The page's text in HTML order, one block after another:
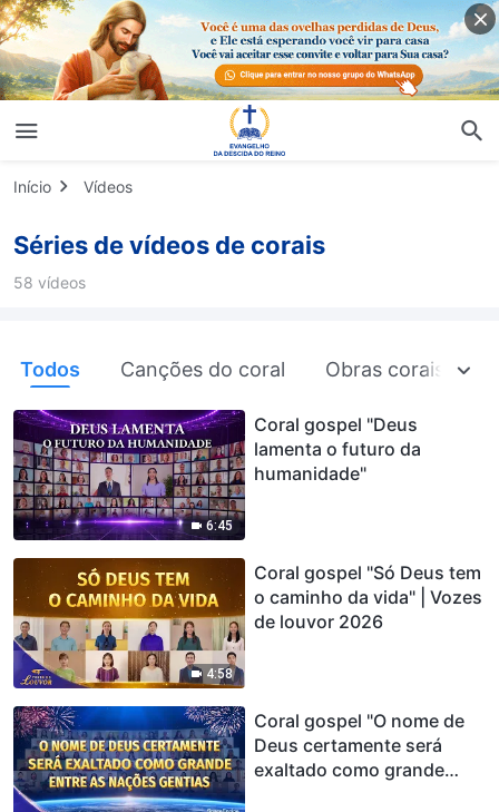
Início Vídeos
Séries de vídeos de corais
58 vídeos
Todos Canções do coral Obras corais
6:45
Coral gospel "Deus
lamenta o futuro da
humanidade"
4:58
Coral gospel "Só Deus tem
o caminho da vida" | Vozes
de louvor 2026
Coral gospel "O nome de
Deus certamente será
exaltado como grande